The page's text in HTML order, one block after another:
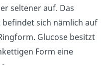
seltener auf. Das
befindet sich nämlich auf
Glucose besitzt
Form eine